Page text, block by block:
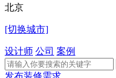
北京
[切换城市]
设计师 公司 案例